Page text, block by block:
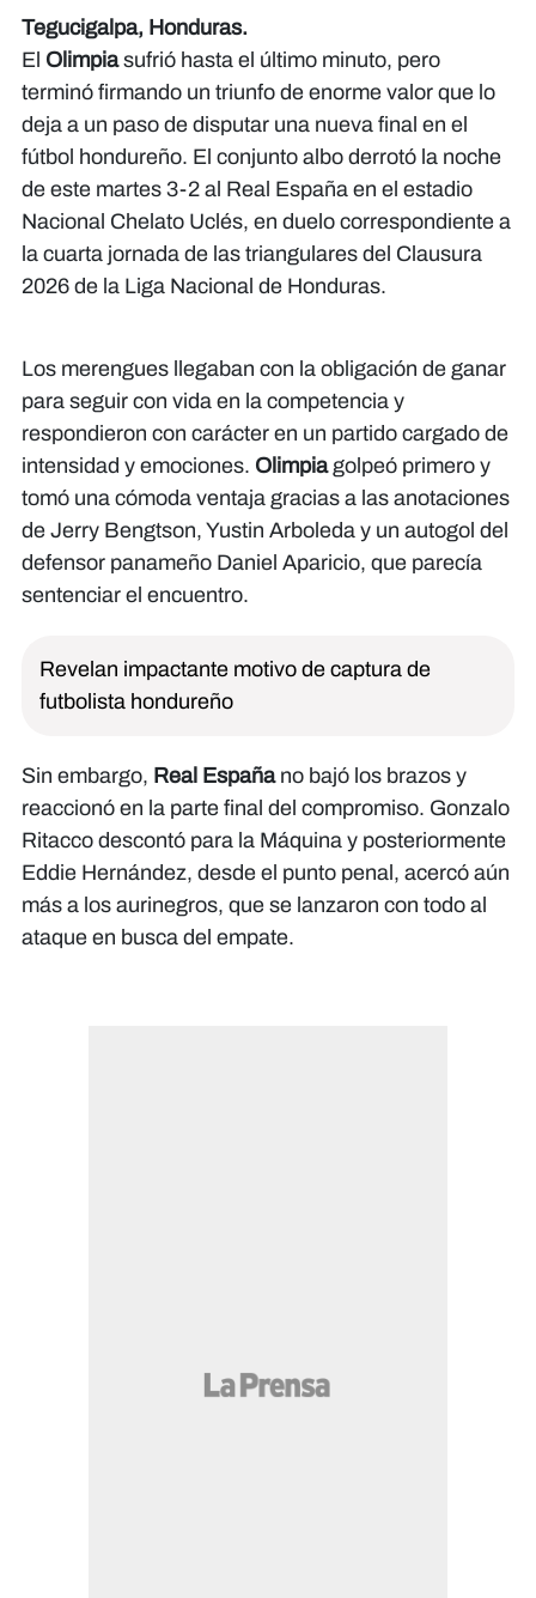
Tegucigalpa, Honduras.
El Olimpiasufrió hasta el último minuto, pero
terminó firmando un triunfo de enorme valor que lo
deja a un paso de disputar una nueva final en el
fútbol hondureño. El conjunto albo derrotó la noche
de este martes 3-2 al Real España en el estadio
Nacional Chelato Uclés, en duelo correspondiente a
la cuarta jornada de las triangulares del Clausura
2026 de la Liga Nacional de Honduras.
Los merengues llegaban con la obligación de ganar
para seguir con vida en la competencia y
respondieron con carácter en un partido cargado de
intensidad y emociones. Olimpiagolpeó primero y
tomó una cómoda ventaja gracias a las anotaciones
de Jerry Bengtson, Yustin Arboleda y un autogol del
defensor panameño Daniel Aparicio, que parecía
sentenciar el encuentro.
Revelan impactante motivo de captura de
futbolista hondureño
Sin embargo, Real España no bajó los brazos y
reaccionó en la parte final del compromiso. Gonzalo
Ritacco descontó para la Máquina y posteriormente
Eddie Hernández, desde el punto penal, acercó aún
más a los aurinegros, que se lanzaron con todo al
ataque en busca del empate.